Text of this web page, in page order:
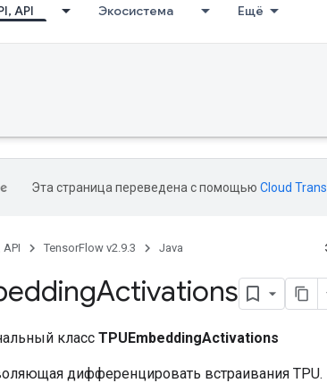
API Экосистема Ещё
Эта страница переведена с помощью Cloud
API TensorFlow v2.9.3 Java
Activations
класс TPUEmbeddingActivations
дифференцировать встраивания TPU.